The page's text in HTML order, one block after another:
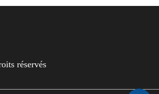
réservés